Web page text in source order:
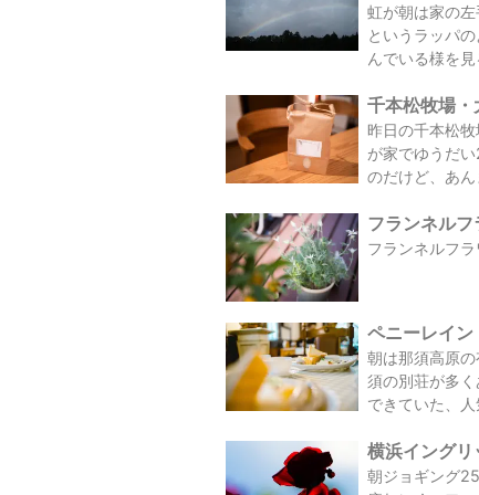
虹が朝は家の
というラッパ
んでいる様を見
千本松牧場
昨日の千本松
が家でゆうだ
のだけど、あ
フランネル
フランネルフラ
ペニーレイ
朝は那須高原
須の別荘が多
できていた、
横浜イング
朝ジョギング